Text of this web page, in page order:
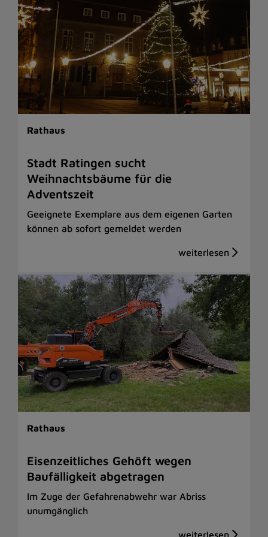
Rathaus
Stadt Ratingen sucht
Weihnachtsbäume für die
Adventszeit
Geeignete Exemplare aus dem eigenen Garten
können ab sofort gemeldet werden
Rathaus
Eisenzeitliches Gehöft wegen
Baufälligkeit abgetragen
Im Zuge der Gefahrenabwehr war Abriss
unumgänglich